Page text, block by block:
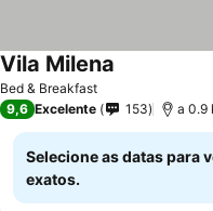
Bed & Breakfast
Vila Milena
9,6 Excelente 153 a 0.9
Selecione as datas para
exatos.